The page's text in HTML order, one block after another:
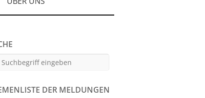
DER MELDUNGEN